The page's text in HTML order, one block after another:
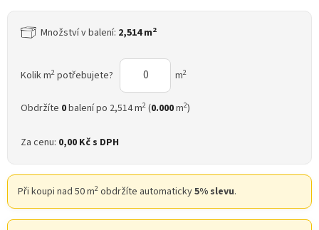
Množství v balení: 2,514 m2
Kolik m2 potřebujete? m2
Obdržíte 0balení po 2,514 m2 (0.000m2)
Za cenu: 0,00 Kčs DPH
Při koupi nad 50 m2 obdržíte automaticky5% slevu.